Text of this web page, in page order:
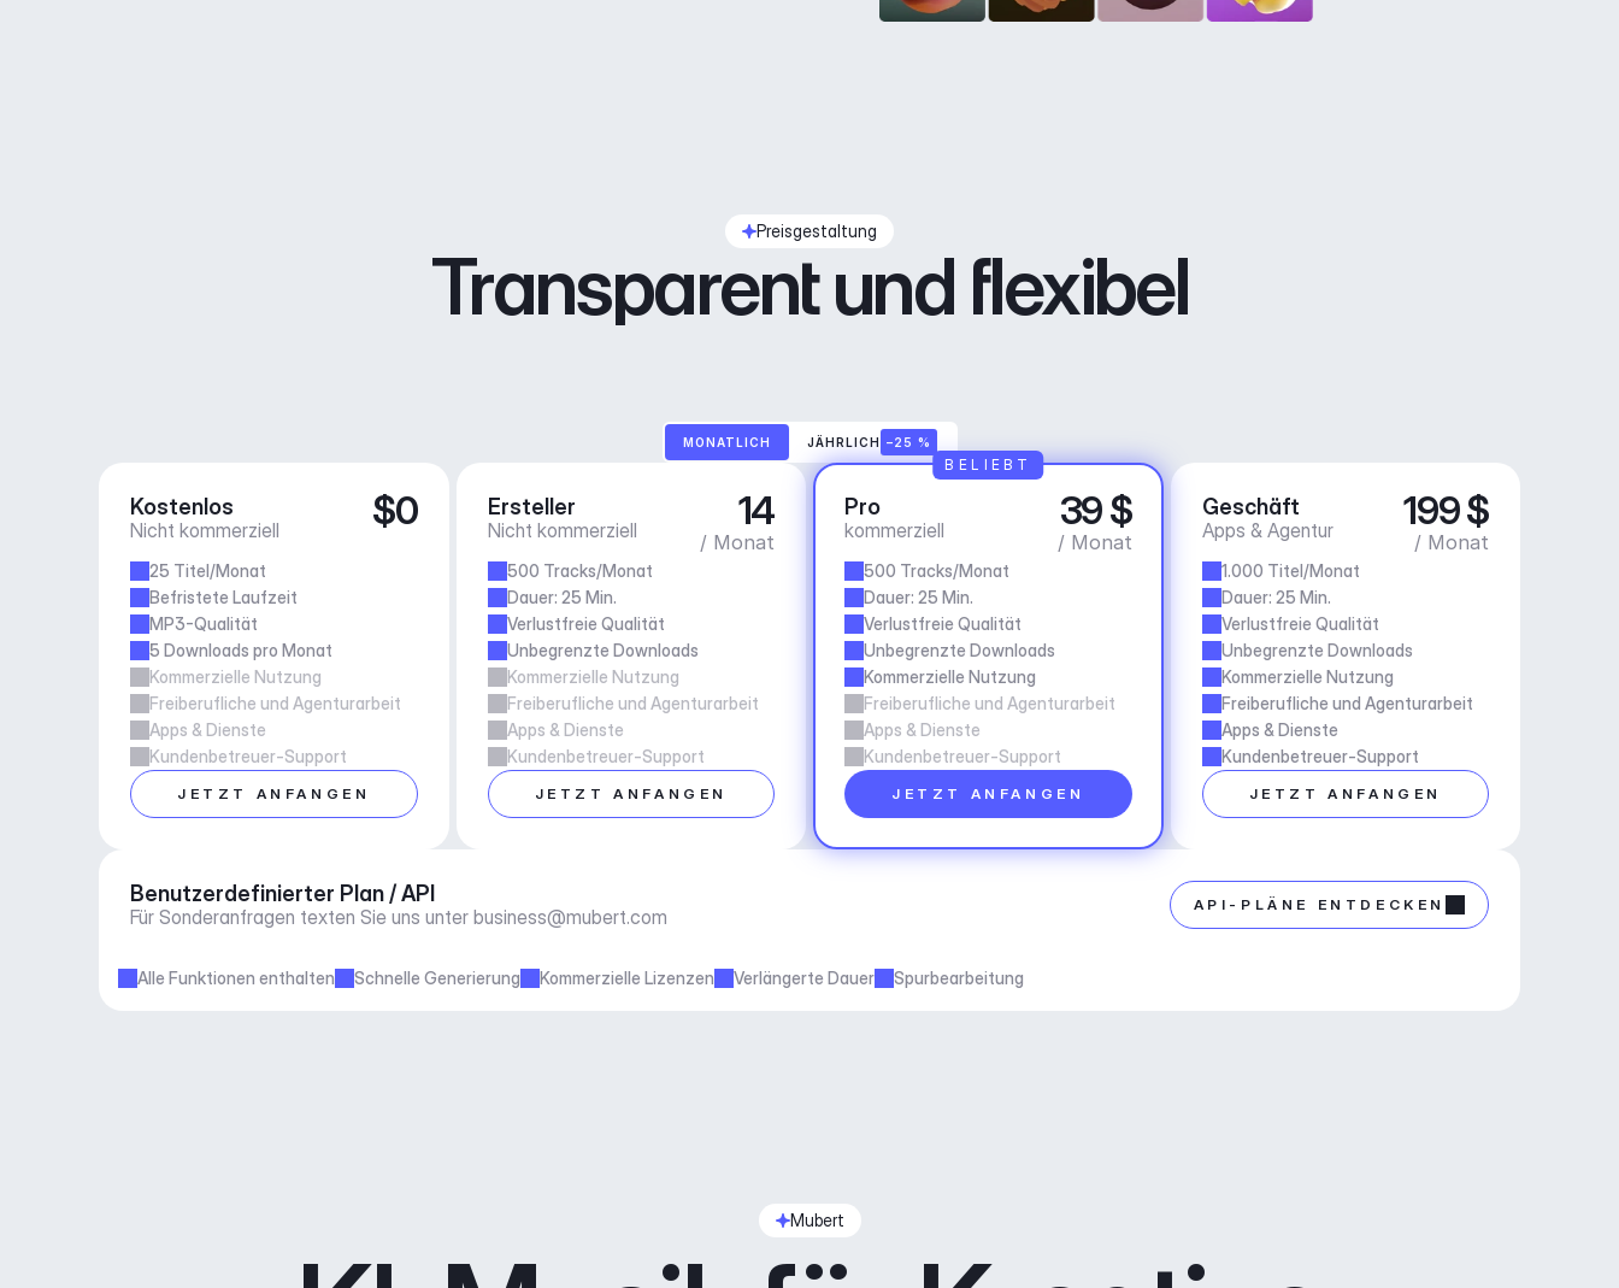
Preisgestaltung
Transparent und flexibel
MONATLICH JÄHRLICH –25 %
Kostenlos
Nicht kommerziell $0
25 Titel/Monat
Befristete Laufzeit
MP3-Qualität
5 Downloads pro Monat
Kommerzielle Nutzung
Freiberufliche und Agenturarbeit
Apps & Dienste
Kundenbetreuer-Support
JETZT ANFANGEN
Ersteller
Nicht kommerziell 14
/ Monat
500 Tracks/Monat
Dauer: 25 Min.
Verlustfreie Qualität
Unbegrenzte Downloads
Kommerzielle Nutzung
Freiberufliche und Agenturarbeit
Apps & Dienste
Kundenbetreuer-Support
JETZT ANFANGEN
Pro
kommerziell 39 $
/ Monat
500 Tracks/Monat
Dauer: 25 Min.
Verlustfreie Qualität
Unbegrenzte Downloads
Kommerzielle Nutzung
Freiberufliche und Agenturarbeit
Apps & Dienste
Kundenbetreuer-Support
JETZT ANFANGEN
BELIEBT
Geschäft
Apps & Agentur 199 $
/ Monat
1.000 Titel/Monat
Dauer: 25 Min.
Verlustfreie Qualität
Unbegrenzte Downloads
Kommerzielle Nutzung
Freiberufliche und Agenturarbeit
Apps & Dienste
Kundenbetreuer-Support
JETZT ANFANGEN
Benutzerdefinierter Plan / API
Für Sonderanfragen texten Sie uns unter business@mubert.com
API-PLÄNE ENTDECKEN
Alle Funktionen enthalten Schnelle Generierung Kommerzielle Lizenzen Verlängerte Dauer Spurbearbeitung
Mubert